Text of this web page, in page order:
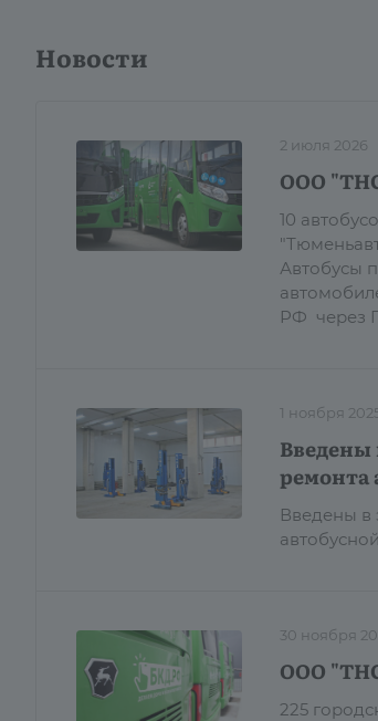
Новости
2 июля 2026
ООО
10
Автобусы
РФ через
1 ноября
Введены
ремонта
Введены в
30 ноября
ООО
225